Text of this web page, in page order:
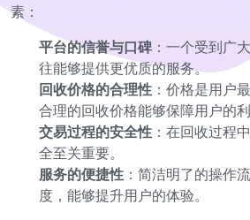
素：
平台的信誉与口碑 ：一个受到广
往能够提供更优质的服务。
回收价格的合理性 ：价格是用户
合理的回收价格能够保障用户的利
交易过程的安全性 ：在回收过程
全至关重要。
服务的便捷性 ：简洁明了的操作
度，能够提升用户的体验。